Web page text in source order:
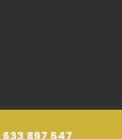
633 897 547